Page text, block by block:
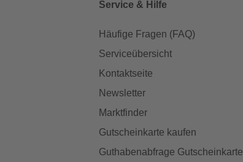
Service & Hilfe
Häufige Fragen (FAQ)
Serviceübersicht
Kontaktseite
Newsletter
Marktfinder
Gutscheinkarte kaufen
Guthabenabfrage Gutscheinkarte